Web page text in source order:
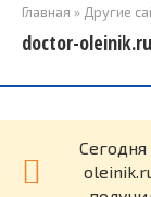
Главная » Другие
doctor-